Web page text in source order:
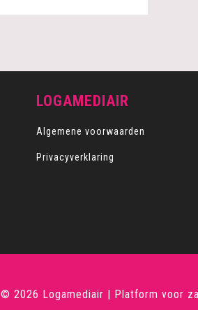
LOGAMEDIAIR
Algemene voorwaarden
Privacyverklaring
© 2026 Logamediair | Platform voor